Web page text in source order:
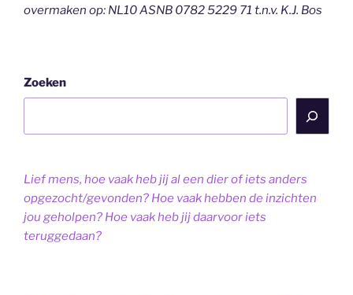
overmaken op: NL10 ASNB 0782 5229 71 t.n.v. K.J. Bos
Zoeken
Lief mens, hoe vaak heb jij al een dier of iets anders
opgezocht/gevonden? Hoe vaak hebben de inzichten
jou geholpen? Hoe vaak heb jij daarvoor iets
teruggedaan?